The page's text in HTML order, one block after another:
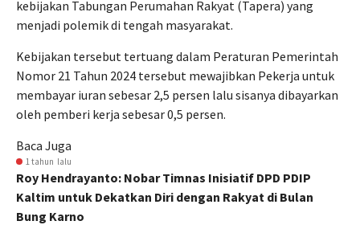
kebijakan Tabungan Perumahan Rakyat (Tapera) yang
menjadi polemik di tengah masyarakat.
Kebijakan tersebut tertuang dalam Peraturan Pemerintah
Nomor 21 Tahun 2024 tersebut mewajibkan Pekerja untuk
membayar iuran sebesar 2,5 persen lalu sisanya dibayarkan
oleh pemberi kerja sebesar 0,5 persen.
Baca Juga
1 tahun lalu
Roy Hendrayanto: Nobar Timnas Inisiatif DPD PDIP
Kaltim untuk Dekatkan Diri dengan Rakyat di Bulan
Bung Karno